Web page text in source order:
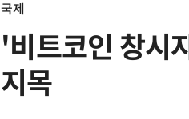
국제
'비트코인 창시
지목